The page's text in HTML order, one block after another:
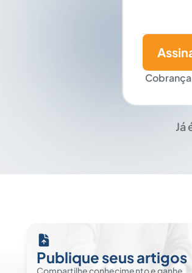
Já
Publique seus artigos
Compartilhe conhecimento e ganhe